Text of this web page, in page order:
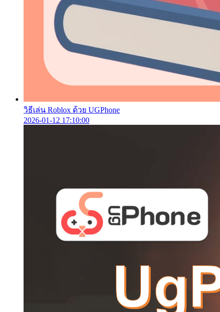
วิธีเล่น Roblox ด้วย UGPhone
2026-01-12 17:10:00